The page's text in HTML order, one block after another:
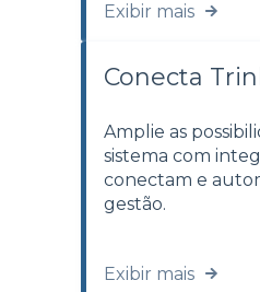
Exibir mais
Conecta
Amplie as
sistema com
conectam e
gestão.
Exibir mais